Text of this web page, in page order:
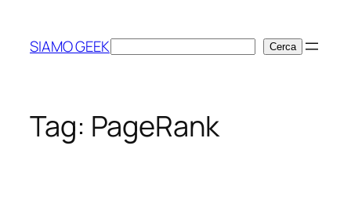
contenuto
SIAMO GEEKCerca Cerca
Tag: PageRank